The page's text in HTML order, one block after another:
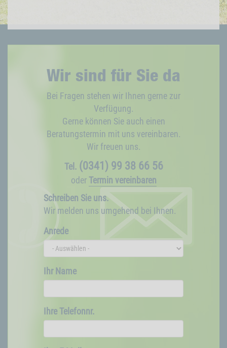
Wir sind für Sie da
Bei Fragen stehen wir Ihnen gerne zur
Verfügung.
Gerne können Sie auch einen
Beratungstermin mit uns vereinbaren.
Wir freuen uns.
Tel. (0341) 99 38 66 56
oder Termin vereinbaren
Schreiben Sie uns.
Wir melden uns umgehend bei Ihnen.
Anrede
Ihr Name
Ihre Telefonnr.